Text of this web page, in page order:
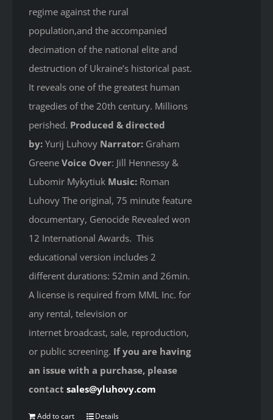
regime against the rural
population,and the accompanied
decimation of the national elite and
destruction of Ukraine’s historical past.
It reveals one of the greatest human
tragedies of the 20th century. Millions
perished. Produced & directed
by: Yurij Luhovy Narrator: Graham
GreeneVoice Over: Jill Hennessy &
Lubomir Mykytiuk Music: Roman
Luhovy The original, 75 minute feature
documentary, Genocide Revealed won
12 International Awards. This
educational version includes 2
different durations: 52min and 26min.
A license is required from MML Inc. for
any rental, television or
internet broadcast, sale, reproduction,
or public screening. If you are having
an issue with a purchase, please
contactsales@yluhovy.com
Add to cart Details